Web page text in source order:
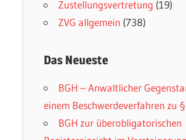
Zustellungsvertretung (19)
ZVG allgemein (738)
Das Neueste
BGH – Anwaltlicher
einem Beschwerdeverfahren zu
BGH zur überobligatorischen